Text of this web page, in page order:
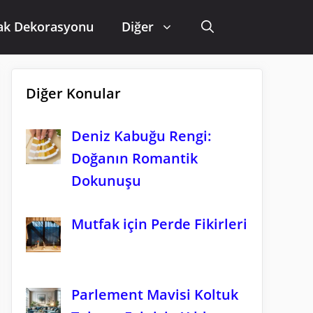
Dekorasyonu Diğer
Diğer Konular
Deniz Kabuğu Rengi:
Doğanın Romantik
Dokunuşu
Mutfak için Perde Fikirleri
Parlement Mavisi Koltuk